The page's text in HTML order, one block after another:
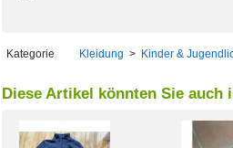
Kategorie Kleidung > Kinder &
Diese Artikel könnten Sie auch